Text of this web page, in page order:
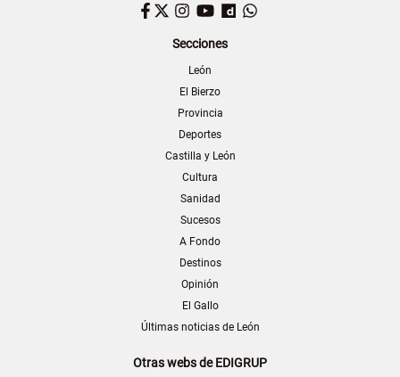
Facebook
TwitterInstagram
YouTubeDailymotion
Secciones
León
El Bierzo
Provincia
Deportes
Castilla y León
Cultura
Sanidad
Sucesos
A Fondo
Destinos
Opinión
El Gallo
Últimas noticias de León
Otras webs de EDIGRUP